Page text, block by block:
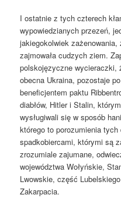
I ostatnie z tych czterech
wypowiedzianych przezeń,
jakiegokolwiek
zajmowała cudzych ziem.
polskojęzyczne wycieraczki,
obecna Ukraina, pozostaje
beneficjentem paktu
diabłów, Hitler i Stalin,
wysługiwali się w sposób
którego to porozumienia tych
spadkobiercami, którymi są
zrozumiale zajumane,
województwa Wołyńskie,
Lwowskie, część
Zakarpacia.